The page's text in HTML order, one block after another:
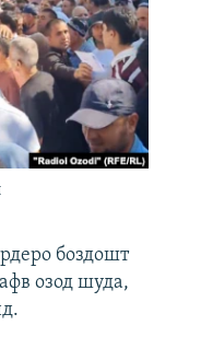
боздошт
озод шуда,